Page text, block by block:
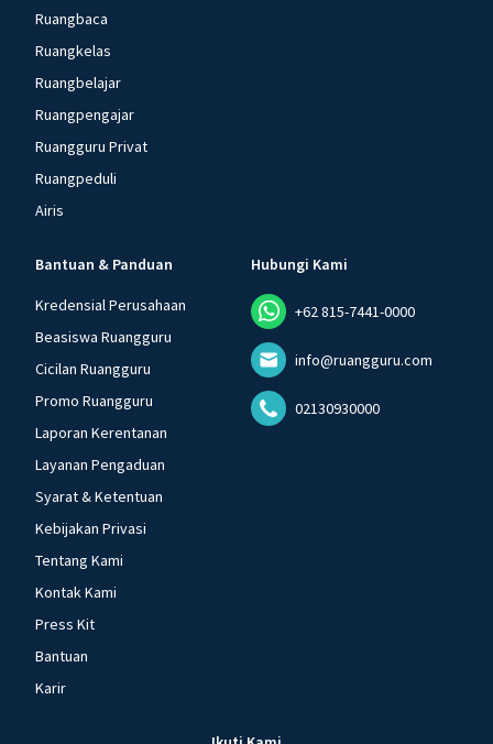
Ruangbaca
Ruangkelas
Ruangbelajar
Ruangpengajar
Ruangguru Privat
Ruangpeduli
Airis
Bantuan & Panduan
Kredensial Perusahaan
Beasiswa Ruangguru
Cicilan Ruangguru
Promo Ruangguru
Laporan Kerentanan
Layanan Pengaduan
Syarat & Ketentuan
Kebijakan Privasi
Tentang Kami
Kontak Kami
Press Kit
Bantuan
Karir
Hubungi Kami
+62 815-7441-0000
info@ruangguru.com
02130930000